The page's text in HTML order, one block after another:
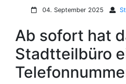
04. September 2025
Ab sofort hat
Stadtteilbüro